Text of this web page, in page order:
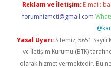
Reklam ve İletişim: E-mail:
forumhizmeti@gmail.com
Yasal Uyarı: Sitemiz, 5651
ve İletişim Kurumu (BTK)
olarak hizmet vermektedir. Bu